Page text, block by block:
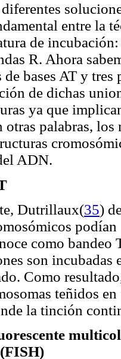
entre la
de
R. Ahora
de bases AT y
de dichas
ya que
otras palabras,
ADN.
Dutrillaux(35)
como bandeo
son
Como
teñidos
la tinción